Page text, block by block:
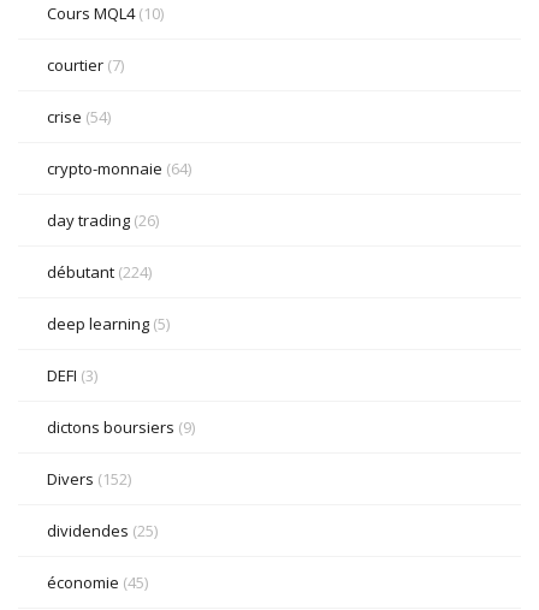
Cours MQL4(10)
courtier (7)
crise (54)
crypto-monnaie (64)
day trading (26)
débutant (224)
deep learning (5)
DEFI (3)
dictons boursiers (9)
Divers (152)
dividendes (25)
économie (45)